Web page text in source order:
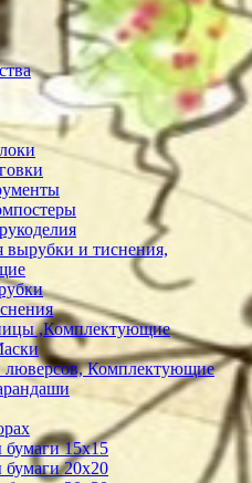
и тиснения,
,Комплектующие
люверсов, Комплектующие
15х15
20х20